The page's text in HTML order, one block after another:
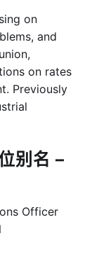
on
and
on rates
Previously
别名 –
Officer